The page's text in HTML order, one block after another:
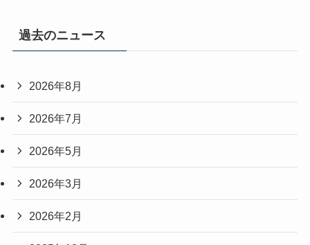
過去のニュース
2026年8月
2026年7月
2026年5月
2026年3月
2026年2月